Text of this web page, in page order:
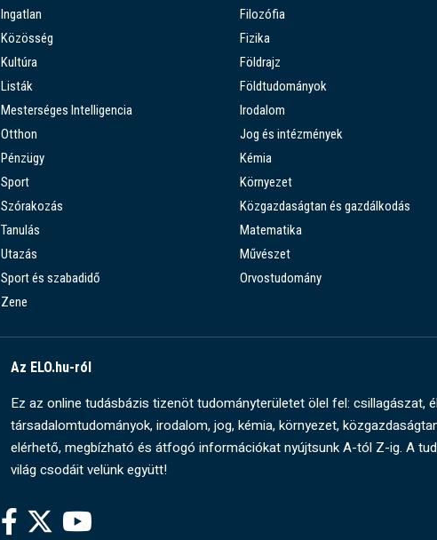
Ingatlan
Közösség
Kultúra
Listák
Mesterséges Intelligencia
Otthon
Pénzügy
Sport
Szórakozás
Tanulás
Utazás
Sport és szabadidő
Zene
Filozófia
Fizika
Földrajz
Földtudományok
Irodalom
Jog és intézmények
Kémia
Környezet
Közgazdaságtan és gazdálkodás
Matematika
Művészet
Orvostudomány
Az ELO.hu-ról
Ez az online tudásbázis tizenöt tudományterületet ölel fel:
társadalomtudományok, irodalom, jog, kémia, környezet,
elérhető, megbízható és átfogó információkat nyújtsunk A-tól Z-ig. A
világ csodáit velünk együtt!